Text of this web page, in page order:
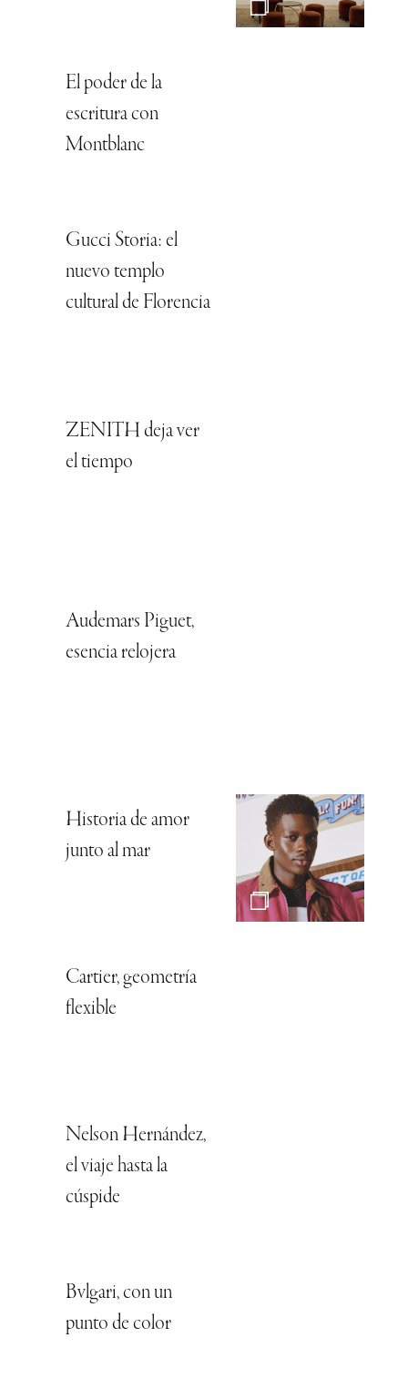
El poder de la
escritura con
Montblanc
Gucci Storia: el
nuevo templo
cultural de Florencia
ZENITH deja ver
el tiempo
Audemars Piguet,
esencia relojera
Historia de amor
junto al mar
Cartier, geometría
flexible
Nelson Hernández,
el viaje hasta la
cúspide
Bvlgari, con un
punto de color